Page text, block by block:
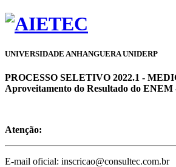
UNIVERSIDADE ANHANGUERA UNIDERP
PROCESSO SELETIVO 2022.1 -
Aproveitamento do Resultado do ENEM
Atenção:
E-mail oficial: inscricao@consultec.com.br